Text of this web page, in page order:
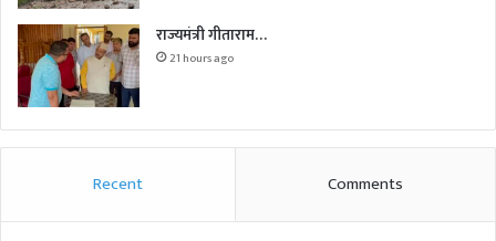
राज्यमंत्री गीताराम…
21 hours ago
Recent Comments